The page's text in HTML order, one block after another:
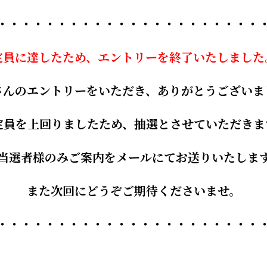
・・・・・・・・・・・・・・・・・・・・・・・
に達したため、エントリーを終了いたしました
のエントリーをいただき、ありがとうございま
を上回りましたため、抽選とさせていただきま
選者様のみご案内をメールにてお送りいたします
また次回にどうぞご期待くださいませ。
・・・・・・・・・・・・・・・・・・・・・・・